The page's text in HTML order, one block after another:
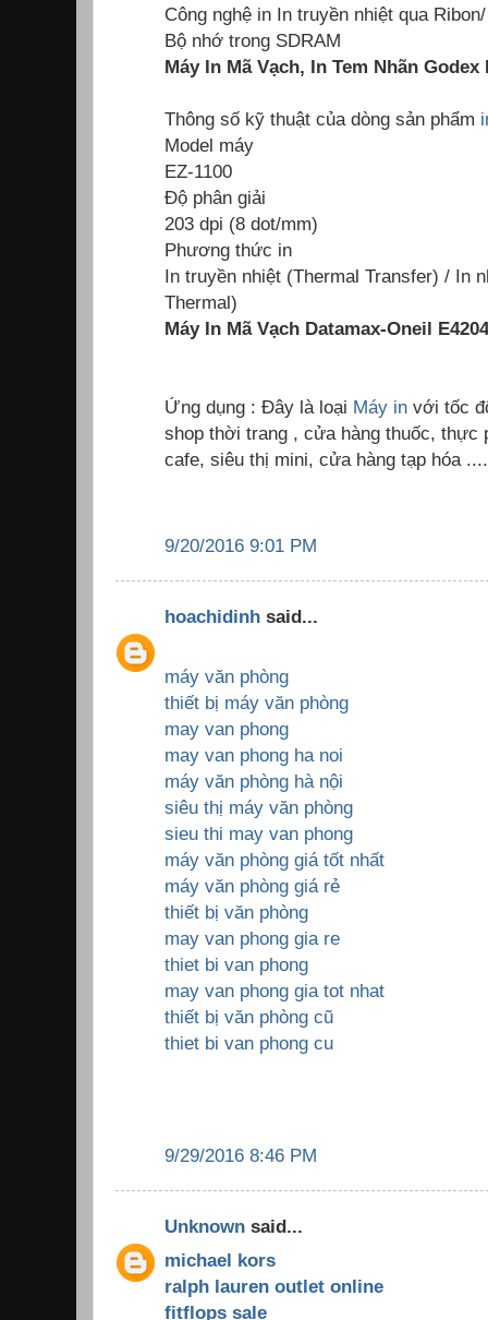
Công nghệ in In truyền nhiệt qua
Bộ nhớ trong SDRAM
Máy In Mã Vạch, In Tem Nhãn Godex
Thông số kỹ thuật của dòng sản phẩm
Model máy
EZ-1100
Độ phân giải
203 dpi (8 dot/mm)
Phương thức in
In truyền nhiệt (Thermal Transfer) / In
Thermal)
Máy In Mã Vạch Datamax-Oneil
Ứng dụng : Đây là loại Máy in với tốc
shop thời trang , cửa hàng thuốc, thực
cafe, siêu thị mini, cửa hàng tạp hóa ....
9/20/2016 9:01 PM
hoachidinh said...
máy văn phòng
thiết bị máy văn phòng
may van phong
may van phong ha noi
máy văn phòng hà nội
siêu thị máy văn phòng
sieu thi may van phong
máy văn phòng giá tốt nhất
máy văn phòng giá rẻ
thiết bị văn phòng
may van phong gia re
thiet bi van phong
may van phong gia tot nhat
thiết bị văn phòng cũ
thiet bi van phong cu
9/29/2016 8:46 PM
Unknown said...
michael kors
ralph lauren outlet online
fitflops sale